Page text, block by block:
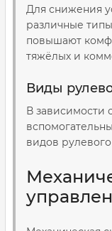
Для снижения
различные
повышают
тяжёлых и
Виды
В зависимости
видов